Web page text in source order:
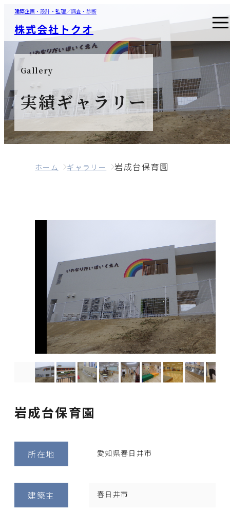
建築企画・設計・監理／調査・診断
株式会社トクオ
Gallery
実績ギャラリー
ホーム ギャラリー 岩成台保育園
岩成台保育園
所在地 愛知県春日井市
建築主 春日井市